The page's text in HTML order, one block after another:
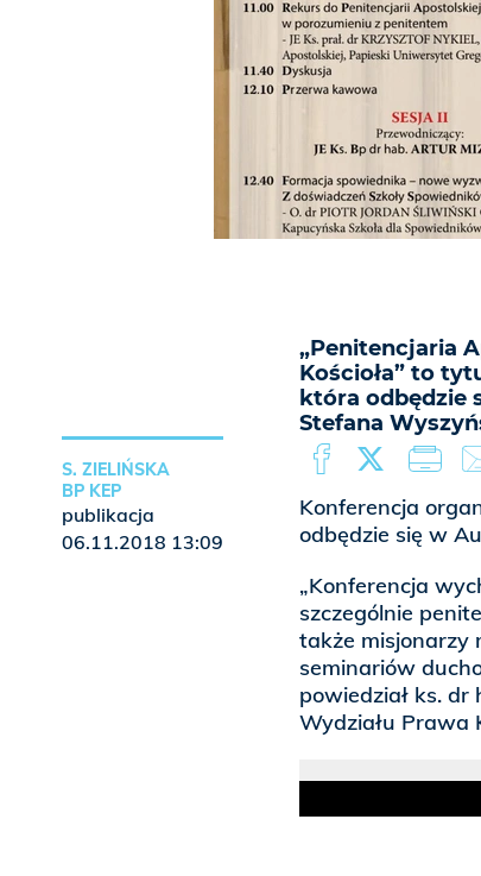
„Penitencjaria
Kościoła” to
która odbędzie
Stefana
Konferencja
odbędzie się w
„Konferencja
szczególnie
także misjonarzy
seminariów
powiedział ks. dr
Wydziału Prawa
S. ZIELIŃSKA
BP KEP
publikacja
06.11.2018 13:09